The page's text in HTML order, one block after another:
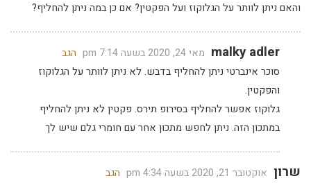
והאם ניתן לוותר על הגלוקוז ועל הפקטין? אם כן במה ניתן להחליף?
malky adler מאי 24, 2020 בשעה 7:14 pm
הגב
סוכר אינברטי ניתן להחליף בדבש. לא ניתן לוותר על הגלוקוז
והפקטין.
גלוקוז אפשר להחליף בסירופ תירס. פקטין לא ניתן להחליף
במתכון הזה. ניתן לחפש מתכון אחר עם חומרי גלם שיש לך
שרון אוקטובר 21, 2020 בשעה 4:34 pm
הגב